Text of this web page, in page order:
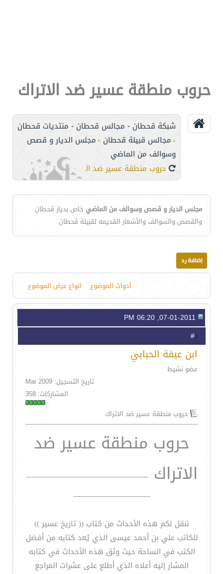
حروب منطقة عسير ضد الاتراك
شبكة قحطان - مجالس قحطان - منتديات قحطان
> مجالس قبيلة قحطان > مجلس الديار و قصص
وسوالف من الماضي
حروب منطقة عسير ضد الاتراك
مجلس الديار و قصص وسوالف من الماضي خاص بديار قحطان
والقصص والسوالف والأشعار القديمه لقبيلة قحطان
أدوات الموضوع انواع عرض الموضوع
1
ابن عيفة الحبابي
عضو نشيط
تاريخ التسجيل: Mar 2009
المشاركات: 358
حروب منطقة عسير ضد الاتراك
حروب منطقة عسير ضد
الاتراك-------------------------------------------------
-------------------------------
ننقل لكم هذه الأحداث من كتاب (( تاريخ عسير ))
للكاتب علي بن أحمد عيسى الذي يُعد كتابه من أفضل
الكتب في الساحة حيث وثق هذه الأحداث في كتابه
المشار إليه أعلاه الذي أطلع على عشرات المراجع